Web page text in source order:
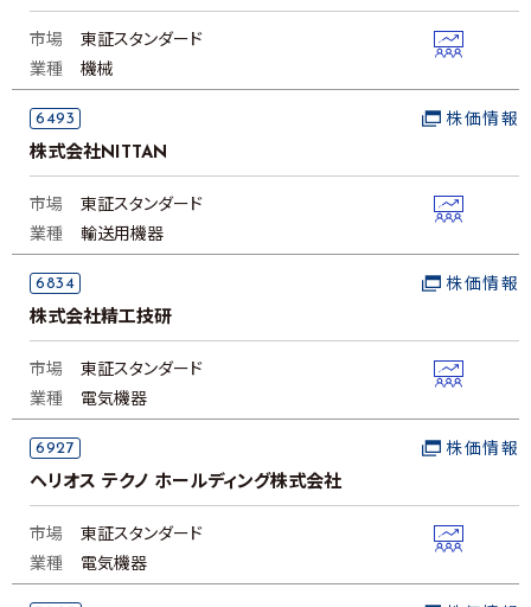
市場
東証スタンダード
業種
機械
6493
株式会社NITTAN
株価情報
市場
東証スタンダード
業種
輸送用機器
6834
株式会社精工技研
株価情報
市場
東証スタンダード
業種
電気機器
6927
ヘリオス テクノ ホールディング株式会社
株価情報
市場
東証スタンダード
業種
電気機器